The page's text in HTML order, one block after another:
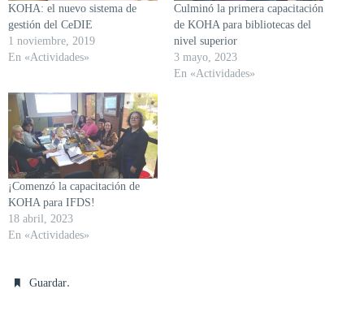
KOHA: el nuevo sistema de
gestión del CeDIE
1 noviembre, 2019
En «Actividades»
Culminó la primera capacitación
de KOHA para bibliotecas del
nivel superior
3 mayo, 2023
En «Actividades»
¡Comenzó la capacitación de
KOHA para IFDS!
18 abril, 2023
En «Actividades»
Guardar.